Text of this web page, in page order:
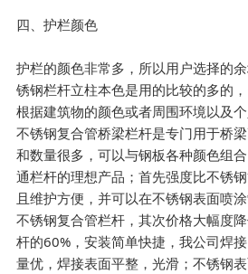
四、护栏颜色
护栏的颜色非常多，所以用户选择的
锈钢栏杆立柱本色是用的比较的多的
根据建筑物的颜色或者周围环境以及个
不锈钢复合管桥梁栏杆是专门用于桥
和数量很多，可以与钢板各种颜色组
通栏杆的理想产品；首先强度比不锈
且维护方便，并可以在不锈钢表面喷
不锈钢复合管栏杆，其次价格大幅度
杆的60%，安装简单快捷，我公司焊
量优，焊接表面平整，光滑；不锈钢